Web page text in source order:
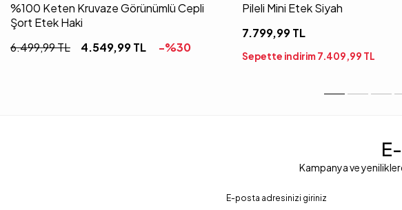
%100 Keten Kruvaze Görünümlü Cepli
Şort Etek Haki
6.499,99TL 4.549,99TL -%30
Pileli Mini Etek Siyah
7.799,99TL
Sepette indirim7.409,99 TL
Kampanya ve